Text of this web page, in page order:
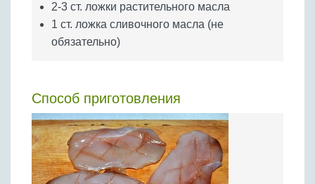
2-3 ст. ложки растительного масла
1 ст. ложка сливочного масла (не
обязательно)
Способ приготовления